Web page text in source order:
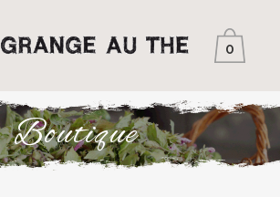
0
Boutique